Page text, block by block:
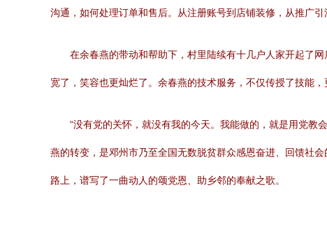
沟通，如何处理订单和售后。从注册账号到店铺装修，从推广
在余春燕的带动和帮助下，村里陆续有十几户人家开起了
宽了，笑容也更灿烂了。余春燕的技术服务，不仅传授了技能
“没有党的关怀，就没有我的今天。我能做的，就是用党教
燕的转变，是邓州市乃至全国无数脱贫群众感恩奋进、回馈社
路上，谱写了一曲动人的颂党恩、助乡邻的奉献之歌。